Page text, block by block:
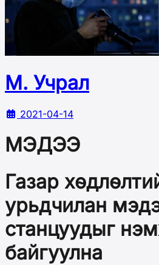
М. Учрал
2021-04-14
МЭДЭЭ
Газар
урьдчилан
станцуудыг
байгуулна